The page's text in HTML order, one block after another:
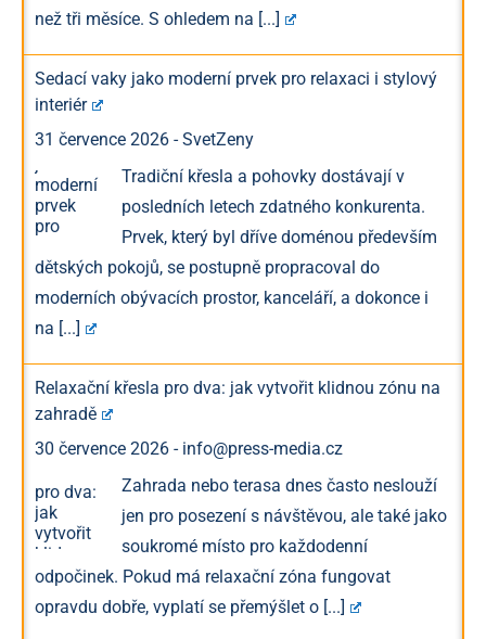
než tři měsíce. S ohledem na [...]
Sedací vaky jako moderní prvek pro relaxaci i stylový
interiér
31 července 2026 -SvetZeny
Tradiční křesla a pohovky dostávají v
posledních letech zdatného konkurenta.
Prvek, který byl dříve doménou především
dětských pokojů, se postupně propracoval do
moderních obývacích prostor, kanceláří, a dokonce i
na [...]
Relaxační křesla pro dva: jak vytvořit klidnou zónu na
zahradě
30 července 2026 - info@press-media.cz
Zahrada nebo terasa dnes často neslouží
jen pro posezení s návštěvou, ale také jako
soukromé místo pro každodenní
odpočinek. Pokud má relaxační zóna fungovat
opravdu dobře, vyplatí se přemýšlet o [...]